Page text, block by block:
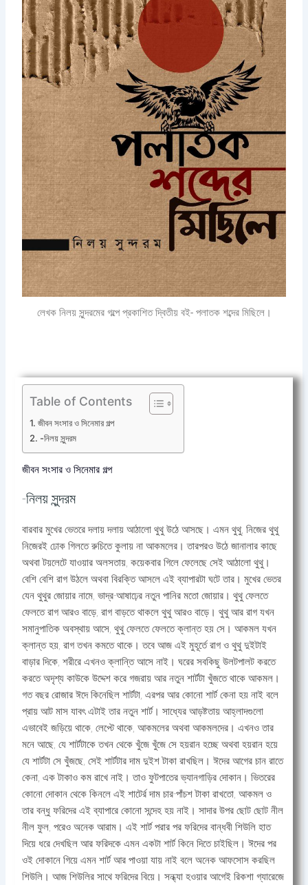
লেখক নিলয় সুন্দরমের গল্পে প্রকাশিত দ্বিতীয় বই- পলাতক শব্দের মিছিলে।
Table of Contents
জীবন সংসার ও সিনেমার গল্প
-নিলয় সুন্দরম
জীবন সংসার ও সিনেমার গল্প
-নিলয় সুন্দরম
বারবার মুখের ভেতরে দলায় দলায় আঠালো থুথু উঠে আসছে। এমন থুথু, নিজের থুথু
নিজেরই ঢোক গিলতে রুচিতে কুলায় না আকমলের। তারপরও উঠে জানালার কাছে
অথবা টয়লেটে যাওয়ার অলসতায়, কয়েকবার গিলে ফেলেছে সেই আঠালো থুথু।
বেশি বেশি রাগ উঠলে অথবা বিরক্তি আসলে এই ব্যাপারটা ঘটে তার। মুখের ভেতর
যেন থুথুর জোয়ার নামে, ভাদ্র-আষাঢ়ের নতুন পানির মতো জোয়ার। থুথু ফেলতে
ফেলতে রাগ আরও বাড়ে, রাগ বাড়তে থাকলে থুথু আরও বাড়ে। থুথু আর রাগ যখন
সমানুপাতিক অবস্থায় আসে, থুথু ফেলতে ফেলতে ক্লান্ত হয় সে। আকমল যখন
ক্লান্ত হয়, রাগ তখন কমতে থাকে। তবে আজ এই মুহূর্তে রাগ ও থুথু দুইটাই
বাড়ার দিকে, শরীরে এখনও ক্লান্তি আসে নাই। ঘরের সবকিছু উলটপালট করতে
করতে অদৃশ্য কাউকে উদ্দেশ করে গজরায় আর নতুন শার্টটা খুঁজতে থাকে আকমল।
গত বছর রোজার ঈদে কিনেছিল শার্টটা, এরপর আর কোনো শার্ট কেনা হয় নাই বলে
প্রায় আট মাস যাবৎ এটাই তার নতুন শার্ট। সাধ্যের আড়ষ্টতায় আহ্লাদগুলো
এভাবেই জড়িয়ে থাকে, লেপ্টে থাকে, আকমলের অথবা আকমলদের। এখনও তার
মনে আছে, যে শার্টটাকে তখন থেকে খুঁজে খুঁজে সে হয়রান হচ্ছে অথবা হয়রান হয়ে
যে শার্টটা সে খুঁজছে, সেই শার্টটার দাম দুইশ টাকা রাখছিল। ঈদের আগের চান রাতে
কেনা, এক টাকাও কম রাখে নাই। তাও ফুটপাতের ভ্যানগাড়ির দোকান। ভিতরের
কোনো দোকান থেকে কিনলে এই শাটের্র দাম চার-পাঁচশ টাকা রাখতো, আকমল ও
তার বন্ধু ফরিদের এই ব্যাপারে কোনো সন্দেহ হয় নাই। সাদার উপর ছোট ছোট নীল
নীল ফুল, পরেও অনেক আরাম। এই শার্ট পরার পর ফরিদের বান্ধবী শিউলি হাত
দিয়ে ধরে দেখছিল আর ফরিদকে এমন একটা শার্ট কিনে দিতে চাইছিল। ঈদের পর
ওই দোকানে গিয়ে এমন শার্ট আর পাওয়া যায় নাই বলে অনেক আফসোস করছিল
শিউলি। আজ শিউলির সাথে ফরিদের বিয়ে। সন্ধ্যা হওয়ার আগেই রিকশা গ্যারেজে